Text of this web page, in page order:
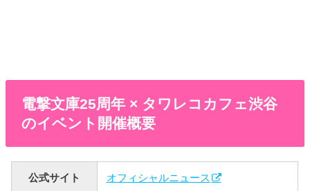
電撃文庫25周年 × タワレコカフェ渋谷
のイベント開催概要
公式サイト オフィシャルニュース